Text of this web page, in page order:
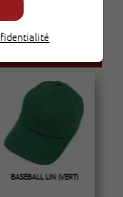
BASEBALL LIN (VERT)